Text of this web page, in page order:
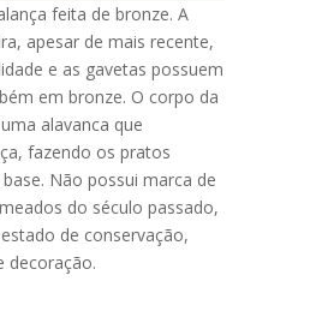
feita de bronze. A
apesar de mais recente,
e as gavetas possuem
em bronze. O corpo da
alavanca que
fazendo os pratos
Não possui marca de
do século passado,
de conservação,
decoração.